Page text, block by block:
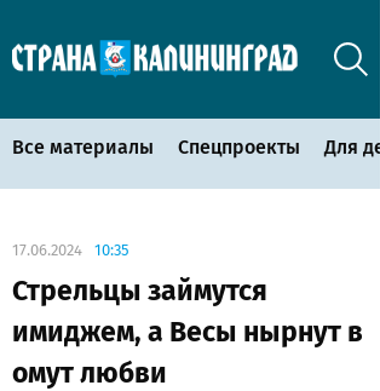
Все материалы Спецпроекты Для
17.06.2024 10:35
Стрельцы займутся
имиджем, а Весы нырнут в
омут любви